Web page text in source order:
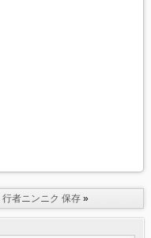
行者ニンニク 保存»